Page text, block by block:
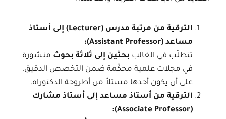
الترقية من مرتبة مدرس (Lecturer)
إلى أستاذ
مساعد (Assistant Professor):
تتطلّب في الغالب بحثين إلى ثلاثة بحوث منشورة
في مجلات علمية محكّمة ضمن التخصص الدقيق،
على أن يكون أحدها مستلاً من أطروحة الدكتوراه.
الترقية من أستاذ مساعد إلى أستاذ مشارك
(Associate Professor):